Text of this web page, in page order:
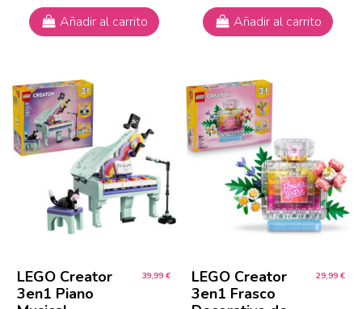
Añadir al carrito Añadir al carrito
LEGO Creator
3en1 Piano
39,99 €
LEGO Creator
3en1 Frasco
29,99 €